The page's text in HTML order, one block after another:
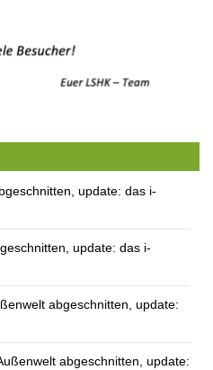
Kempfenhausen
update: das i-
update: das i-
abgeschnitten, update:
abgeschnitten, update: